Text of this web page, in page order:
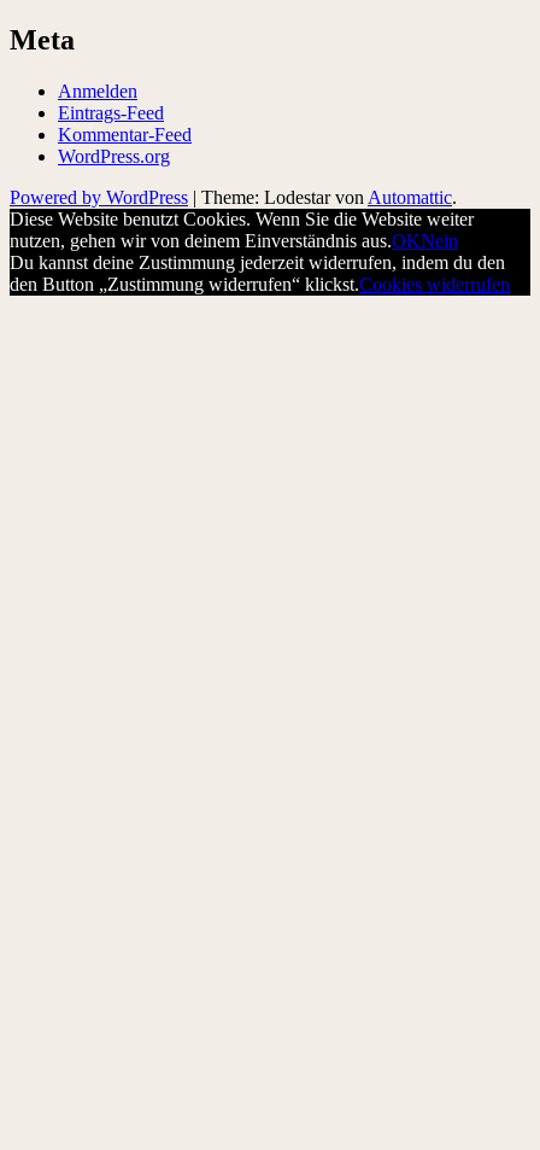
Meta
Anmelden
Eintrags-Feed
Kommentar-Feed
WordPress.org
Powered by WordPress | Theme: Lodestar von Automattic.
Diese Website benutzt Cookies. Wenn Sie die Website weiter
nutzen, gehen wir von deinem Einverständnis aus.OKNein
Du kannst deine Zustimmung jederzeit widerrufen, indem du den
den Button „Zustimmung widerrufen“ klickst.Cookies widerrufen